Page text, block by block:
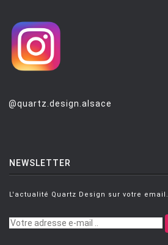
@quartz.design.alsace
NEWSLETTER
L'actualité Quartz Design sur votre email.